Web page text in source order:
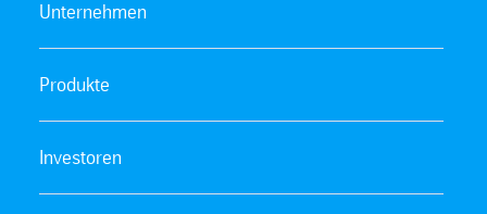
Unternehmen
Produkte
Investoren